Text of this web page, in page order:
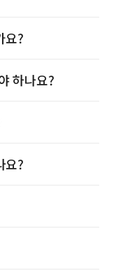
요?
하나요?
요?